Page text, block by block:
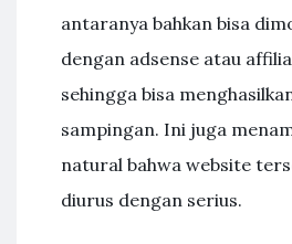
antaranya bahkan bisa
dengan adsense atau
sehingga bisa
sampingan. Ini juga
natural bahwa website
diurus dengan serius.